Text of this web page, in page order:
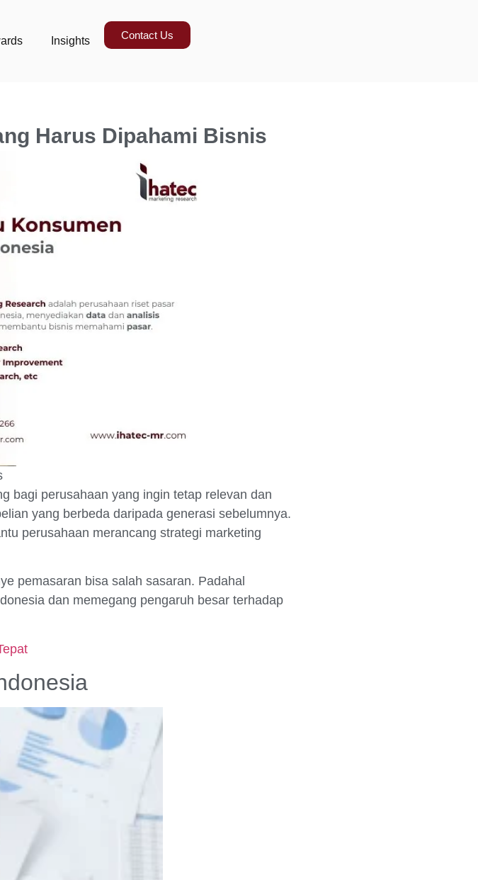
Insights Contact Us
Harus Dipahami Bisnis
bagi perusahaan yang ingin tetap relevan dan
yang berbeda daripada generasi sebelumnya.
perusahaan merancang strategi marketing
pemasaran bisa salah sasaran. Padahal
dan memegang pengaruh besar terhadap